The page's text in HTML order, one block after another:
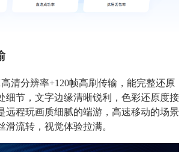
清分辨率+120帧高刷传输，能完整还原
细节，文字边缘清晰锐利，色彩还原度接
远程玩画质细腻的端游，高速移动的场景
滑流转，视觉体验拉满。